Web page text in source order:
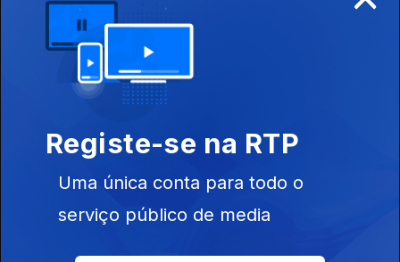
Registe-se na RTP
Uma única conta para todo o
serviço público de media